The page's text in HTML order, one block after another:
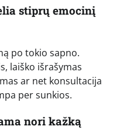
stiprų emocinį
po tokio sapno.
laiško išrašymas
ar net konsultacija
per sunkios.
nori kažką